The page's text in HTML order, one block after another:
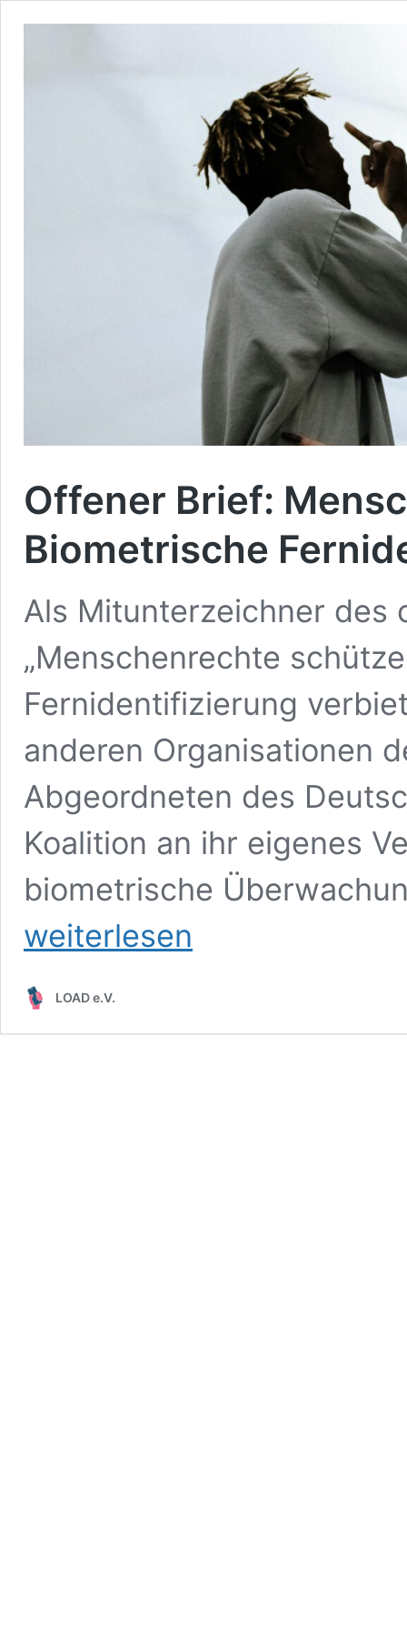
Offener Brief:
Biometrische
Als Mitunterzeichner des
„Menschenrechte
Fernidentifizierung
anderen Organisationen
Abgeordneten des
Koalition an ihr eigenes
biometrische
weiterlesen
LOAD e.V.